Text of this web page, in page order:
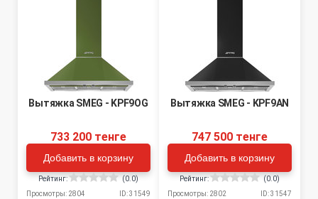
Вытяжка SMEG - KPF9OG
733 200 тенге
Добавить в корзину
Рейтинг:
(0.0)
Просмотры: 2804
ID: 31549
Вытяжка SMEG - KPF9AN
747 500 тенге
Добавить в корзину
Рейтинг:
(0.0)
Просмотры: 2802
ID: 31547